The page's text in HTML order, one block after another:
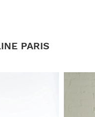
PARIS